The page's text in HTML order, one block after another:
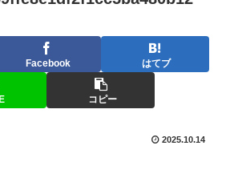
Facebook はてブ
コピー
2025.10.14